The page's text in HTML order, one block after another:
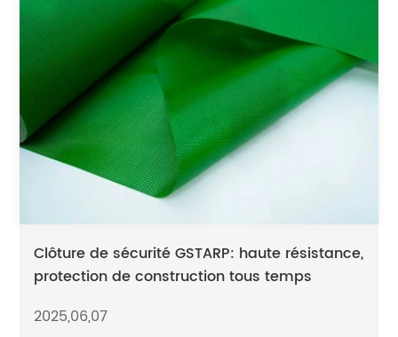
Clôture de sécurité GSTARP: haute résistance,
protection de construction tous temps
2025,06,07